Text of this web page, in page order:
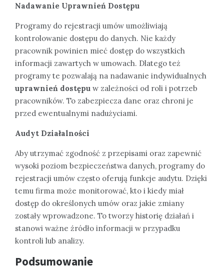
Nadawanie Uprawnień Dostępu
Programy do rejestracji umów umożliwiają
kontrolowanie dostępu do danych. Nie każdy
pracownik powinien mieć dostęp do wszystkich
informacji zawartych w umowach. Dlatego też
programy te pozwalają na nadawanie indywidualnych
uprawnień dostępu w zależności od roli i potrzeb
pracowników. To zabezpiecza dane oraz chroni je
przed ewentualnymi nadużyciami.
Audyt Działalności
Aby utrzymać zgodność z przepisami oraz zapewnić
wysoki poziom bezpieczeństwa danych, programy do
rejestracji umów często oferują funkcje audytu. Dzięki
temu firma może monitorować, kto i kiedy miał
dostęp do określonych umów oraz jakie zmiany
zostały wprowadzone. To tworzy historię działań i
stanowi ważne źródło informacji w przypadku
kontroli lub analizy.
Podsumowanie